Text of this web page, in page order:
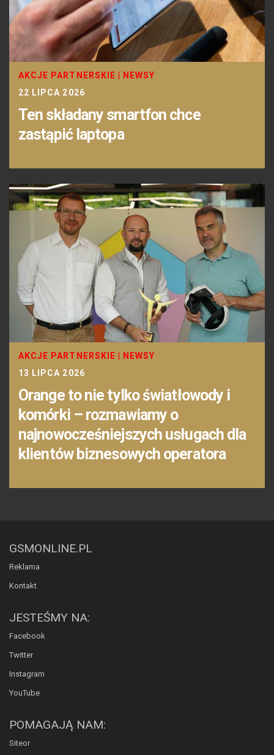
AKCJE PARTNERSKIE
NEWSY
22 LIPCA 2026
Ten składany smartfon chce
zastąpić laptopa
AKCJE PARTNERSKIE
NEWSY
13 LIPCA 2026
Orange to nie tylko światłowody i
komórki – rozmawiamy o
najnowocześniejszych usługach dla
klientów biznesowych operatora
GSMONLINE.PL
Reklama
Kontakt
JESTEŚMY NA:
Facebook
Twitter
Instagram
YouTube
POMAGAJĄ NAM:
Siteor